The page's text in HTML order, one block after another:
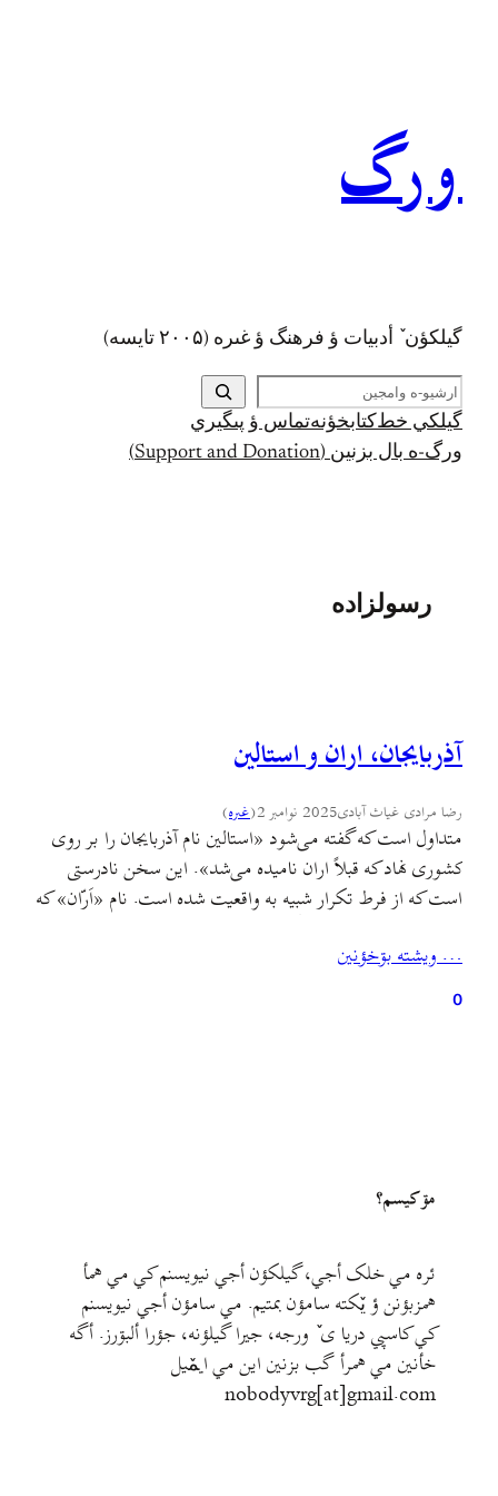
ورگ
گيلکؤن ٚ أدبیات ؤ فرهنگ ؤ غىره (۲۰۰۵ تايسه)
ج
س
ت
ج
گيلکي خط کتابخؤنهتماس ؤ پىگيري
ورگ-ه بال بزنين (Support and Donation)
رسولزاده
آذربایجان، اران و استالین
رضا مرادی غیاث آبادی2025 نوامبر 2 (غىره)
متداول است که گفته می‌شود «استالین نام آذربایجان را بر روی
کشوری نهاد که قبلاً اران نامیده می‌شد». این سخن نادرستی
است که از فرط تکرار شبیه به واقعیت شده است. نام «اَرّان» که
آلبانیا/ اُلوان/ اُغوان» در متون تاریخی ضبط شده، نه نام یک
کشور…
… ويشته بۊخؤنين
0
مۊ کيسم؟
ئره مي خلک أجي، گيلکؤن أجي نيويسنم کي مي همأ
همزبؤنن ؤ يٚکته سامؤن بمتيم. مي سامؤن أجي نيويسنم
کي کاسپي دريا ی ٚ ورجه، جيرا گيلؤنه، جؤرا ألبۊرز. أگه
خأنين مي همرأ گب بزنين اين مي ايمٚیل‌ ‌
nobodyvrg[at]gmail.com